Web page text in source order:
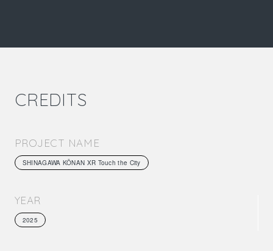
CREDITS
PROJECT NAME
SHINAGAWA KŌNAN XR Touch the City
YEAR
2025